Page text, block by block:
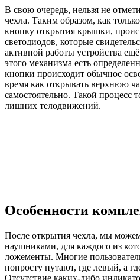
В свою очередь, нельзя не
чехла. Таким образом, как
кнопку открытия крышки,
светодиодов, которые
активной работы устройства
этого механизма есть
кнопки происходит обычное
время как открывать верхнюю
самостоятельно. Такой процесс
лишних телодвижений.
Особенности
После открытия чехла, мы
наушниками, для каждого из
ложементы. Многие
попросту путают, где левый, а